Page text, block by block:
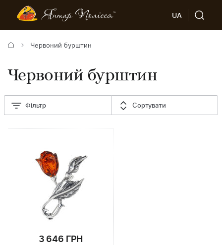
UA
Червоний бурштин
Червоний бурштин
Фільтр Сортувати
3 646 ГРН